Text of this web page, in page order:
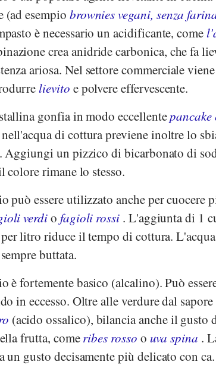
(ad esempio brownies vegani, senza
è necessario un acidificante, come
crea anidride carbonica, che fa
ariosa. Nel settore commerciale
lievito e polvere effervescente.
gonfia in modo eccellentepancake
di cottura previene inoltre lo
Aggiungi un pizzico di bicarbonato di
colore rimane lo stesso.
può essere utilizzato anche per cuocere
verdio fagioli rossi . L'aggiunta di 1
litro riduce il tempo di cottura.
buttata.
è fortemente basico (alcalino). Può
in eccesso. Oltre alle verdure dal
(acido ossalico), bilancia anche il
frutta, comeribes rosso o uva spina .
un gusto decisamente più delicato con